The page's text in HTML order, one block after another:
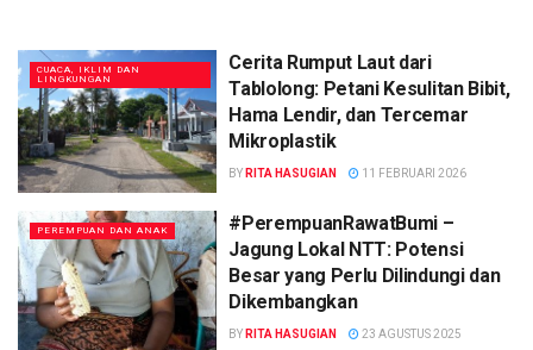
CUACA, IKLIM DAN
LINGKUNGAN
Cerita Rumput Laut dari
Tablolong: Petani Kesulitan Bibit,
Hama Lendir, dan Tercemar
Mikroplastik
BY RITA HASUGIAN 11 FEBRUARI 2026
PEREMPUAN DAN ANAK
#PerempuanRawatBumi –
Jagung Lokal NTT: Potensi
Besar yang Perlu Dilindungi dan
Dikembangkan
BY RITA HASUGIAN 23 AGUSTUS 2025